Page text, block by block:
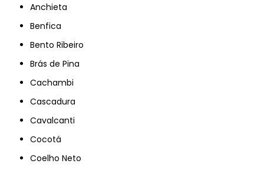
Anchieta
Benfica
Bento Ribeiro
Brás de Pina
Cachambi
Cascadura
Cavalcanti
Cocotá
Coelho Neto